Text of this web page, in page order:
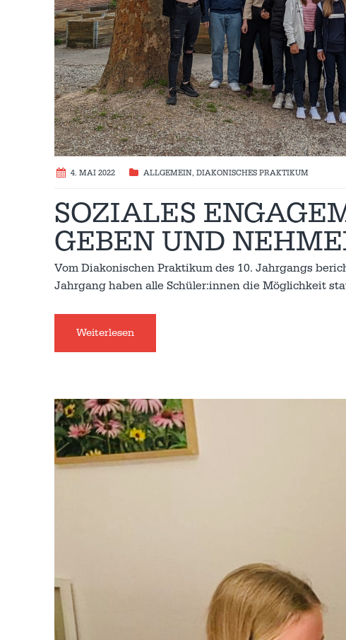
4. MAI 2022 ALLGEMEIN, DIAKONISCHES PRAKTIKUM
SOZIALES
GEBEN UND
Vom Diakonischen Praktikum des 10. Jahrgangs
Jahrgang haben alle Schüler:innen die Möglichkeit
Weiterlesen